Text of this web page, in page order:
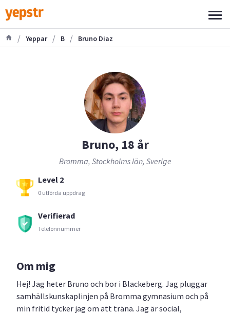
/ Yeppar / B / Bruno Diaz
Bruno, 18 år
Bromma, Stockholms län, Sverige
Level 2
0 utförda uppdrag
Verifierad
Telefonnummer
Om mig
Hej! Jag heter Bruno och bor i Blackeberg. Jag pluggar
samhällskunskaplinjen på Bromma gymnasium och på
min fritid tycker jag om att träna. Jag är social,